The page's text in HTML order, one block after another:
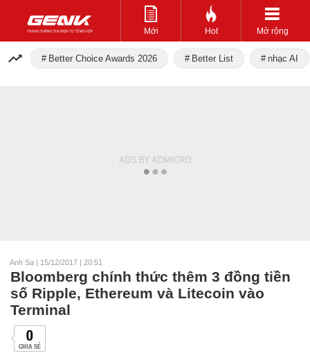
Mới Hot Mở rộng
Better Choice Awards 2026 Better List nhạc AI
Anh Sa | 15/12/2017 | 20:51
Bloomberg chính thức thêm 3 đồng tiền
số Ripple, Ethereum và Litecoin vào
Terminal
0
CHIA SẺ